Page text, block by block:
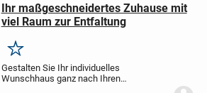
Ihr maßgeschneidertes Zuhause mit
viel Raum zur Entfaltung
Merken
Gestalten Sie Ihr individuelles
Wunschhaus ganz nach Ihren